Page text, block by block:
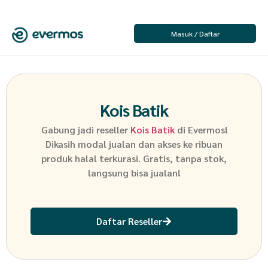
Masuk / Daftar
Kois Batik
Gabung jadi reseller Kois Batik di Evermos!
Dikasih modal jualan dan akses ke ribuan
produk halal terkurasi. Gratis, tanpa stok,
langsung bisa jualan!
Daftar Reseller